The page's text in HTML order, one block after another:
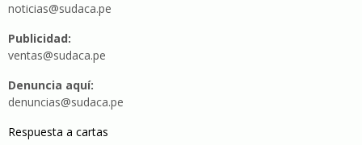
noticias@sudaca.pe
Publicidad:
ventas@sudaca.pe
Denuncia aquí:
denuncias@sudaca.pe
Respuesta a cartas